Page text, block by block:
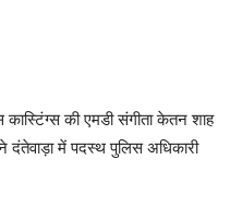
की एमडी संगीता केतन शाह
में पदस्थ पुलिस अधिकारी